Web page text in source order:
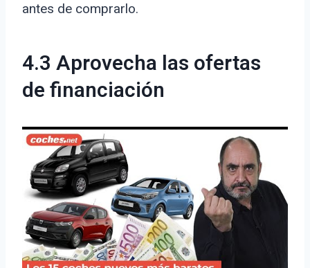
antes de comprarlo.
4.3 Aprovecha las ofertas
de financiación